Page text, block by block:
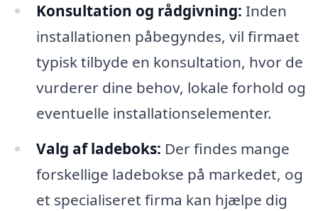
Konsultation og rådgivning: Inden
installationen påbegyndes, vil firmaet
typisk tilbyde en konsultation, hvor de
vurderer dine behov, lokale forhold og
eventuelle installationselementer.
Valg af ladeboks: Der findes mange
forskellige ladebokse på markedet, og
et specialiseret firma kan hjælpe dig